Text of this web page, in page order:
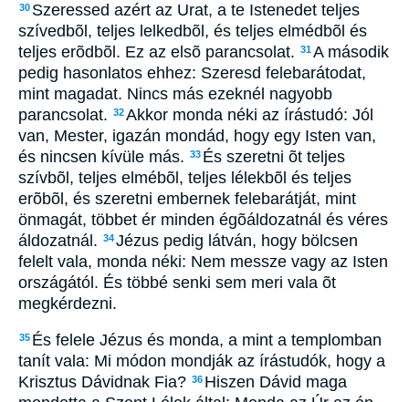
30 Szeressed azért az Urat, a te Istenedet teljes
szívedbõl, teljes lelkedbõl, és teljes elmédbõl és
teljes erõdbõl. Ez az elsõ parancsolat. 31A második
pedig hasonlatos ehhez: Szeresd felebarátodat,
mint magadat. Nincs más ezeknél nagyobb
parancsolat. 32Akkor monda néki az írástudó: Jól
van, Mester, igazán mondád, hogy egy Isten van,
és nincsen kívüle más. 33 És szeretni õt teljes
szívbõl, teljes elmébõl, teljes lélekbõl és teljes
erõbõl, és szeretni embernek felebarátját, mint
önmagát, többet ér minden égõáldozatnál és véres
áldozatnál. 34Jézus pedig látván, hogy bölcsen
felelt vala, monda néki: Nem messze vagy az Isten
országától. És többé senki sem meri vala õt
megkérdezni.
35 És felele Jézus és monda, a mint a templomban
tanít vala: Mi módon mondják az írástudók, hogy a
Krisztus Dávidnak Fia? 36 Hiszen Dávid maga